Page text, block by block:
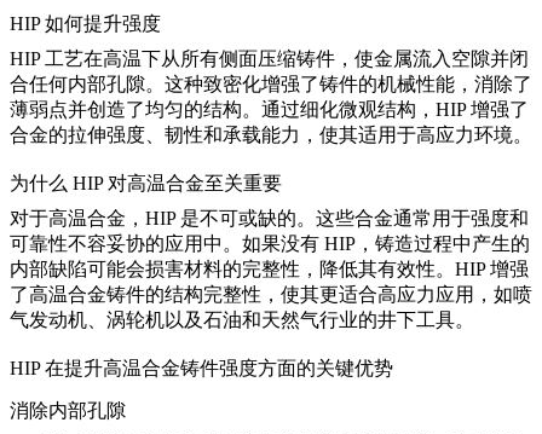
HIP 如何提升强度
HIP 工艺在高温下从所有侧面压缩铸件，使金属流入空隙并闭
合任何内部孔隙。这种致密化增强了铸件的机械性能，消除了
薄弱点并创造了均匀的结构。通过细化微观结构， HIP 增强了
合金的拉伸强度、韧性和承载能力 ，使其适用于高应力环境。
为什么 HIP 对高温合金至关重要
对于高温合金，HIP 是不可或缺的。这些合金通常用于强度和
可靠性不容妥协的应用中。如果没有 HIP，铸造过程中产生的
内部缺陷可能会损害材料的完整性，降低其有效性。 HIP 增强
了高温合金铸件的结构完整性 ，使其更适合高应力应用，如喷
气发动机、涡轮机以及石油和天然气行业的井下工具。
HIP 在提升高温合金铸件强度方面的关键优势
消除内部孔隙